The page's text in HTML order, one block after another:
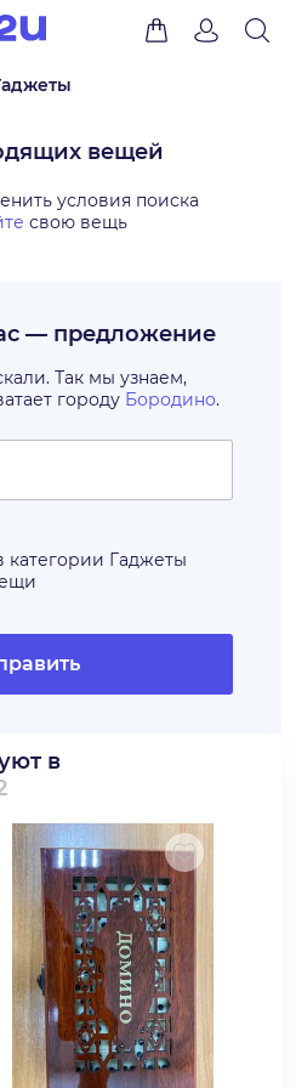
вещей
условия поиска
свою вещь
— предложение
Так мы узнаем,
городу Бородино.
категории Гаджеты
в